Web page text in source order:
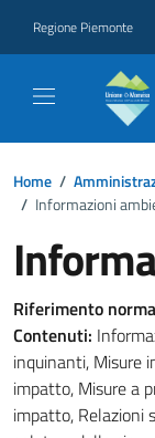
Regione Piemonte
Home /
/ Informazioni
Riferimento
Contenuti:
inquinanti, Misure
impatto, Misure a
impatto, Relazioni